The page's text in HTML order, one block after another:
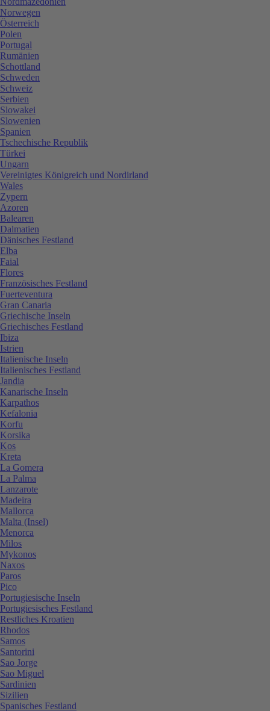
Norwegen
Österreich
Polen
Portugal
Rumänien
Schottland
Schweden
Schweiz
Serbien
Slowakei
Slowenien
Spanien
Tschechische Republik
Türkei
Ungarn
Vereinigtes Königreich und Nordirland
Wales
Zypern
Azoren
Balearen
Dalmatien
Dänisches Festland
Elba
Faial
Flores
Französisches Festland
Fuerteventura
Gran Canaria
Griechische Inseln
Griechisches Festland
Ibiza
Istrien
Italienische Inseln
Italienisches Festland
Jandia
Kanarische Inseln
Karpathos
Kefalonia
Korfu
Korsika
Kos
Kreta
La Gomera
La Palma
Lanzarote
Madeira
Mallorca
Malta (Insel)
Menorca
Milos
Mykonos
Naxos
Paros
Pico
Portugiesische Inseln
Portugiesisches Festland
Restliches Kroatien
Rhodos
Samos
Santorini
Sao Jorge
Sao Miguel
Sardinien
Sizilien
Spanisches Festland